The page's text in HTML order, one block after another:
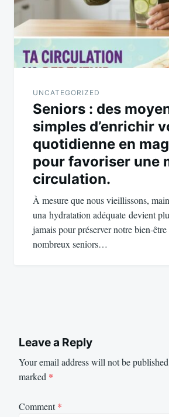
UNCATEGORIZED
Seniors : des
simples d’enrichir
quotidienne en
pour favoriser une
circulation.
À mesure que nous vieillissons,
una hydratation adéquate devient
jamais pour préserver notre bien-
nombreux seniors…
Leave a Reply
Your email address will not be
marked *
Comment*